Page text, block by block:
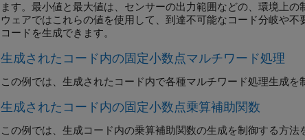
ます。最小値と最大値は、センサーの出力範囲などの、環境上
ウェアではこれらの値を使用して、到達不可能なコード分岐や
コードを生成できます。
生成されたコード内の固定小数点マルチワード処理
この例では、生成されたコード内で各種マルチワード処理生成を
生成されたコード内の固定小数点乗算補助関数
この例では、生成コード内の乗算補助関数の生成を制御する方法